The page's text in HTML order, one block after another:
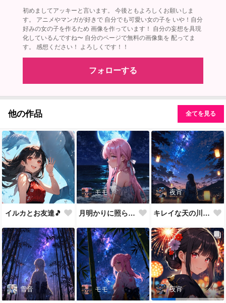
初めましてアッキーと言います。 今後ともよろしくお願いしま
す。 アニメやマンガが好きで 自分でも可愛い女の子を いや！自分
好みの女の子を作るため 画像を作っています！ 自分の妄想を具現
化しているんですね〜 自分のページで無料の画像集を 配ってま
す。 感想ください！ よろしくです！！
フォローする
他の作品 全てを見る
イルカとお友達🎵
モモ
月明かりに照らされて🎵
夜宵
キレイな天の川が一面に…
雪音 モモ 夜宵